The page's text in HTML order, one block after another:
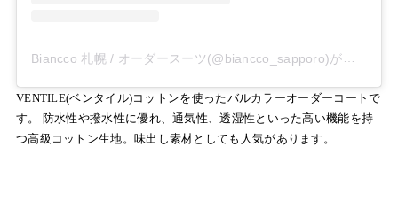
Biancco 札幌 / オーダースーツ(@biancco_sapporo)がシェアした投稿
VENTILE(ベンタイル)コットンを使ったバルカラーオーダーコートで
す。 防水性や撥水性に優れ、通気性、透湿性といった高い機能を持
つ高級コットン生地。味出し素材としても人気があります。